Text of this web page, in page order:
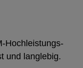
Hochleistungs-
und langlebig.
...